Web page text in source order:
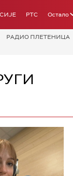
РТС Остало
РАДИО ПЛЕТЕНИЦА